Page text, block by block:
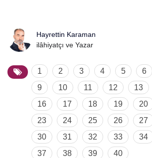
Hayrettin Karaman
ilâhiyatçı ve Yazar
1 2 3 4 5 6
9
10 11 12 13
16
17 18 19 20
23
24 25 26 27
30
31 32 33 34
37
38 39 40